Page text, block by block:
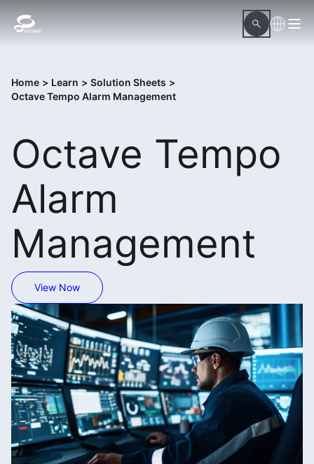
Home > Learn > Solution Sheets >
Octave Tempo Alarm Management
Octave Tempo
Alarm
Management
View Now